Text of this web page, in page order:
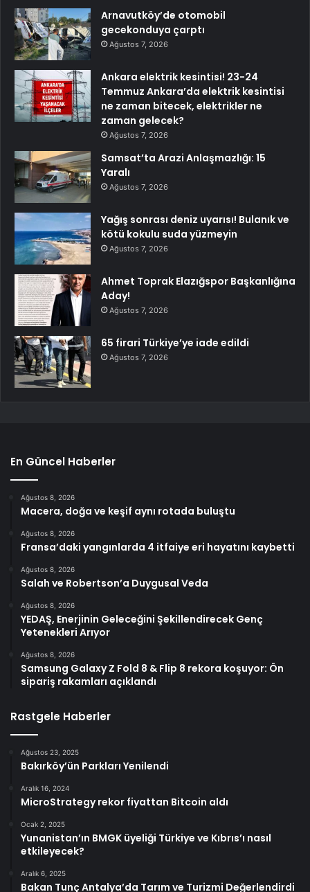
Arnavutköy’de otomobil
gecekonduya çarptı
Ağustos 7, 2026
Ankara elektrik kesintisi! 23-24
Temmuz Ankara’da elektrik kesintisi
ne zaman bitecek, elektrikler ne
zaman gelecek?
Ağustos 7, 2026
Samsat’ta Arazi Anlaşmazlığı: 15
Yaralı
Ağustos 7, 2026
Yağış sonrası deniz uyarısı! Bulanık ve
kötü kokulu suda yüzmeyin
Ağustos 7, 2026
Ahmet Toprak Elazığspor Başkanlığına
Aday!
Ağustos 7, 2026
65 firari Türkiye’ye iade edildi
Ağustos 7, 2026
En Güncel Haberler
Ağustos 8, 2026
Macera, doğa ve keşif aynı rotada buluştu
Ağustos 8, 2026
Fransa’daki yangınlarda 4 itfaiye eri hayatını kaybetti
Ağustos 8, 2026
Salah ve Robertson’a Duygusal Veda
Ağustos 8, 2026
YEDAŞ, Enerjinin Geleceğini Şekillendirecek Genç
Yetenekleri Arıyor
Ağustos 8, 2026
Samsung Galaxy Z Fold 8 & Flip 8 rekora koşuyor: Ön
sipariş rakamları açıklandı
Rastgele Haberler
Ağustos 23, 2025
Bakırköy’ün Parkları Yenilendi
Aralık 16, 2024
MicroStrategy rekor fiyattan Bitcoin aldı
Ocak 2, 2025
Yunanistan’ın BMGK üyeliği Türkiye ve Kıbrıs’ı nasıl
etkileyecek?
Aralık 6, 2025
Bakan Tunç Antalya’da Tarım ve Turizmi Değerlendirdi